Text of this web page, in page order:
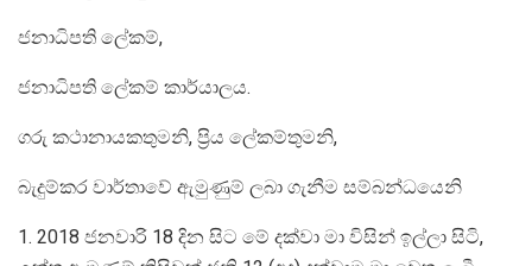
ජනාධිපති ලේකම්,
ජනාධිපති ලේකම් කාර්යාලය.
ගරු කථානායකතුමනි, ප්‍රිය ලේකම්තුමනි,
බැදුම්කර වාර්තාවේ ඇමුණුම් ලබා ගැනීම සම්බන්ධයෙනි
1. 2018 ජනවාරි 18 දින සිට මේ දක්වා මා විසින් ඉල්ලා සිටි,